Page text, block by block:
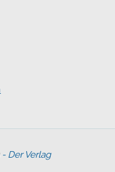
- Der Verlag